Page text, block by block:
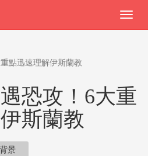
點迅速理解伊斯蘭教
恐攻！6大重
斯蘭教
景